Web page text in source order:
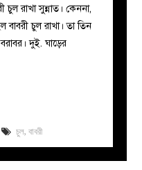
রাখা সুন্নাত। কেননা,
বাবরী চুল রাখা। তা তিন
দুই. ঘাড়ের
চুল, বাবরী